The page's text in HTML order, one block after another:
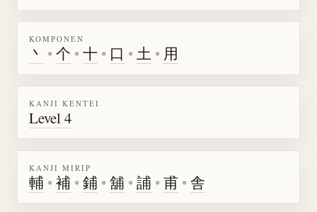
KOMPONEN
丶 •个 •十 • 口 •土 • 用
KANJI KENTEI
Level 4
KANJI MIRIP
輔 •補 •鋪 •舖 •誧 •甫 •舎